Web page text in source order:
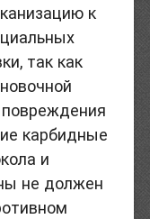
к
так как
карбидные
и
не должен